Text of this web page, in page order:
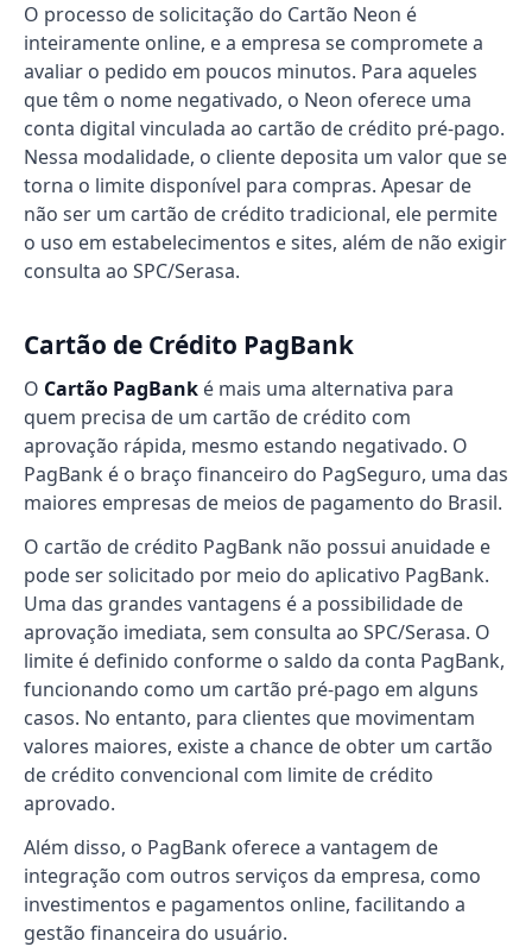
O processo de solicitação do Cartão Neon é
inteiramente online, e a empresa se compromete a
avaliar o pedido em poucos minutos. Para aqueles
que têm o nome negativado, o Neon oferece uma
conta digital vinculada ao cartão de crédito pré-pago.
Nessa modalidade, o cliente deposita um valor que se
torna o limite disponível para compras. Apesar de
não ser um cartão de crédito tradicional, ele permite
o uso em estabelecimentos e sites, além de não exigir
consulta ao SPC/Serasa.
Cartão de Crédito PagBank
O Cartão PagBank é mais uma alternativa para
quem precisa de um cartão de crédito com
aprovação rápida, mesmo estando negativado. O
PagBank é o braço financeiro do PagSeguro, uma das
maiores empresas de meios de pagamento do Brasil.
O cartão de crédito PagBank não possui anuidade e
pode ser solicitado por meio do aplicativo PagBank.
Uma das grandes vantagens é a possibilidade de
aprovação imediata, sem consulta ao SPC/Serasa. O
limite é definido conforme o saldo da conta PagBank,
funcionando como um cartão pré-pago em alguns
casos. No entanto, para clientes que movimentam
valores maiores, existe a chance de obter um cartão
de crédito convencional com limite de crédito
aprovado.
Além disso, o PagBank oferece a vantagem de
integração com outros serviços da empresa, como
investimentos e pagamentos online, facilitando a
gestão financeira do usuário.